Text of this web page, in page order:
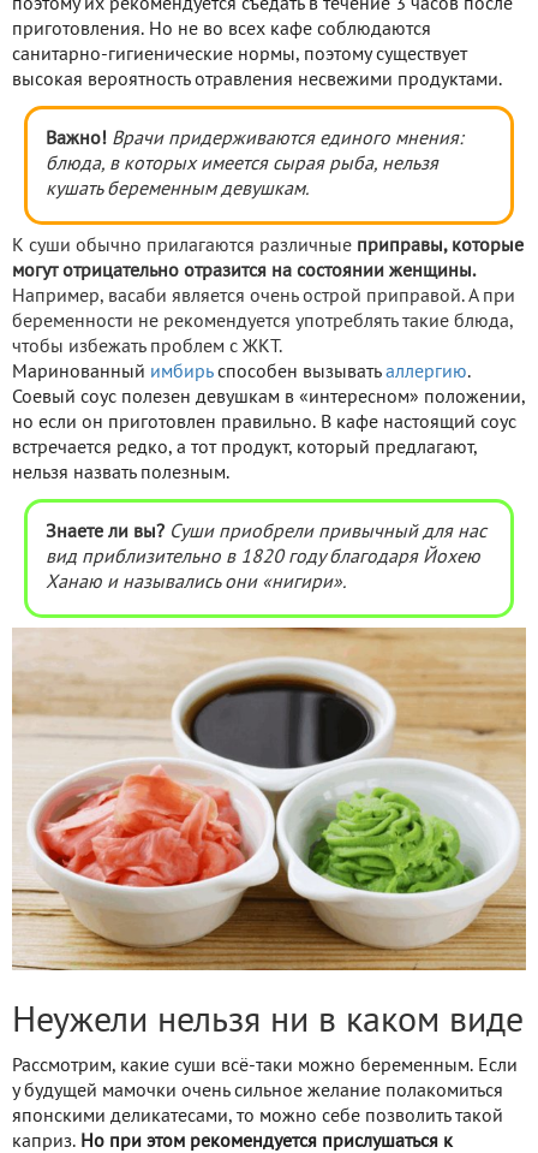
поэтому их рекомендуется съедать в течение 3 часов после
приготовления. Но не во всех кафе соблюдаются
санитарно-гигиенические нормы, поэтому существует
высокая вероятность отравления несвежими продуктами.
Важно! Врачи придерживаются единого мнения:
блюда, в которых имеется сырая рыба, нельзя
кушать беременным девушкам.
К суши обычно прилагаются различные приправы, которые
могут отрицательно отразится на состоянии женщины.
Например, васаби является очень острой приправой. А при
беременности не рекомендуется употреблять такие блюда,
чтобы избежать проблем с ЖКТ.
Маринованный имбирьспособен вызывать аллергию.
Соевый соус полезен девушкам в «интересном» положении,
но если он приготовлен правильно. В кафе настоящий соус
встречается редко, а тот продукт, который предлагают,
нельзя назвать полезным.
Знаете ли вы? Суши приобрели привычный для нас
вид приблизительно в 1820 году благодаря Йохею
Ханаю и назывались они «нигири».
Неужели нельзя ни в каком виде
Рассмотрим, какие суши всё-таки можно беременным. Если
у будущей мамочки очень сильное желание полакомиться
японскими деликатесами, то можно себе позволить такой
каприз. Но при этом рекомендуется прислушаться к